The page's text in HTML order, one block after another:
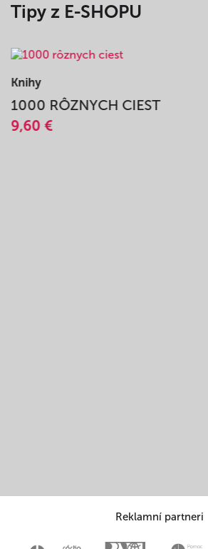
Tipy z E-SHOPU
Knihy
1000 RÔZNYCH CIEST
9,60 €
Reklamní partneri